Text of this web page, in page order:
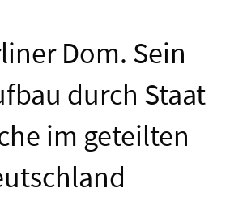
Dom. Sein
durch Staat
im geteilten